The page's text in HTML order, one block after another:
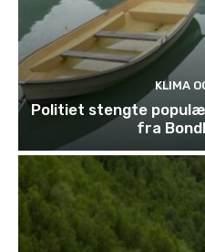
KLIMA
Politiet stengte
fra